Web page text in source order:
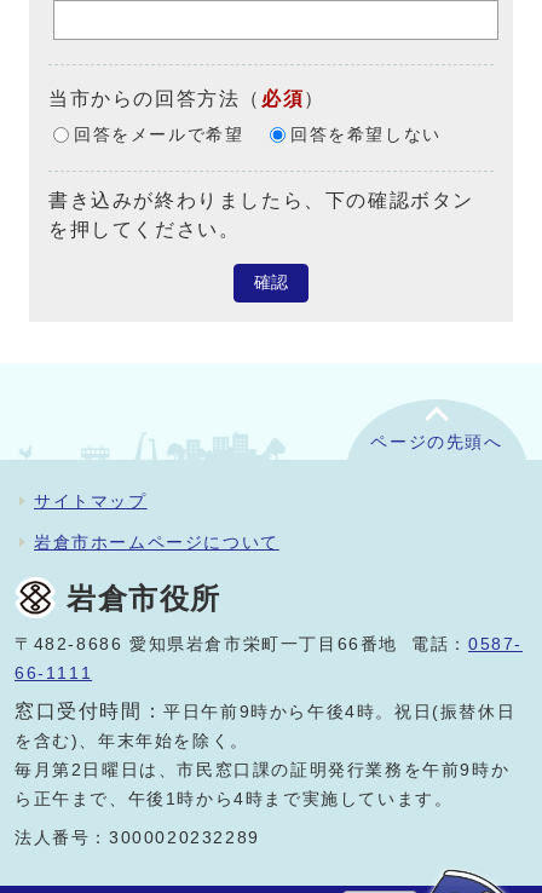
当市からの回答方法 （ 必須）
回答をメールで希望 回答を希望しない
書き込みが終わりましたら、下の確認ボタン
を押してください。
確認
ページの先頭へ
サイトマップ
岩倉市ホームページについて
岩倉市役所
〒482-8686 愛知県岩倉市栄町一丁目66番地 電話：0587-
66-1111
窓口受付時間：平日午前9時から午後4時。祝日(振替休日
を含む)、年末年始を除く。
毎月第2日曜日は、市民窓口課の証明発行業務を午前9時か
ら正午まで、午後1時から4時まで実施しています。
法人番号：3000020232289